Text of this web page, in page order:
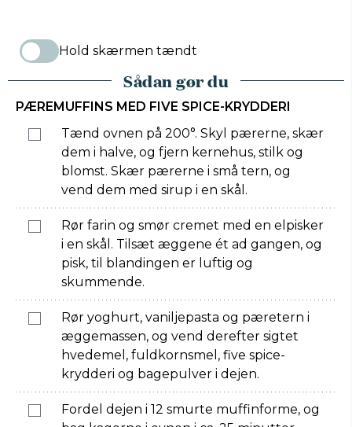
Hold skærmen tændt
Sådan gør du
PÆREMUFFINS MED FIVE SPICE-KRYDDERI
Tænd ovnen på 200°. Skyl pærerne, skær
dem i halve, og fjern kernehus, stilk og
blomst. Skær pærerne i små tern, og
vend dem med sirup i en skål.
Rør farin og smør cremet med en elpisker
i en skål. Tilsæt æggene ét ad gangen, og
pisk, til blandingen er luftig og
skummende.
Rør yoghurt, vaniljepasta og pæretern i
æggemassen, og vend derefter sigtet
hvedemel, fuldkornsmel, five spice-
krydderi og bagepulver i dejen.
Fordel dejen i 12 smurte muffinforme, og